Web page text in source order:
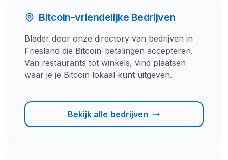
Bitcoin-vriendelijke Bedrijven
Blader door onze directory van bedrijven in
Friesland die Bitcoin-betalingen accepteren.
Van restaurants tot winkels, vind plaatsen
waar je je Bitcoin lokaal kunt uitgeven.
Bekijk alle bedrijven